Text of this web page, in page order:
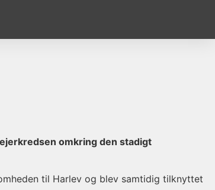
omkring den stadigt
til Harlev og blev samtidig tilknyttet